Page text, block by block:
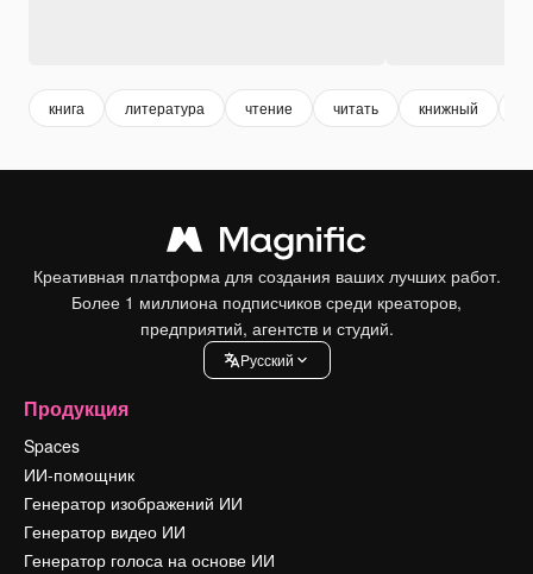
книга литература чтение читать книжный
Креативная платформа для создания ваших лучших работ.
Более 1 миллиона подписчиков среди креаторов,
предприятий, агентств и студий.
Pусский
Продукция
Spaces
ИИ-помощник
Генератор изображений ИИ
Генератор видео ИИ
Генератор голоса на основе ИИ